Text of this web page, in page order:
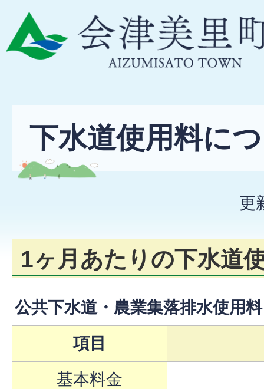
下水道使用料に
更
1ヶ月あたりの下水道
公共下水道・農業集落排水使用
項目
基本料金